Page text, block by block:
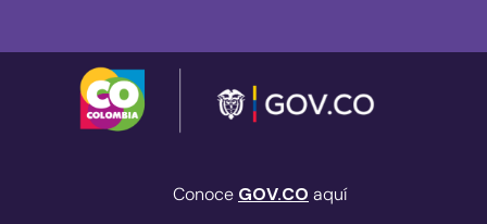
Conoce GOV.CO aquí